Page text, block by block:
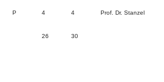
P 4 4 Prof. Dr. Stanzel
26 30